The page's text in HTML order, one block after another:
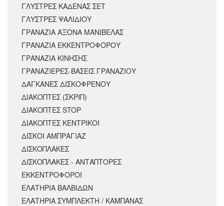
ΓΛΥΣΤΡΕΣ ΚΑΔΕΝΑΣ ΣΕΤ
ΓΛΥΣΤΡΕΣ ΨΑΛΙΔΙΟΥ
ΓΡΑΝΑΖΙΑ ΑΞΟΝΑ ΜΑΝΙΒΕΛΑΣ
ΓΡΑΝΑΖΙΑ ΕΚΚΕΝΤΡΟΦΟΡΟΥ
ΓΡΑΝΑΖΙΑ ΚΙΝΗΣΗΣ
ΓΡΑΝΑΖΙΕΡΕΣ-ΒΑΣΕΙΣ ΓΡΑΝΑΖΙΟΥ
ΔΑΓΚΑΝΕΣ ΔΙΣΚΟΦΡΕΝΟΥ
ΔΙΑΚΟΠΤΕΣ (ΣΚΡΙΠ)
ΔΙΑΚΟΠΤΕΣ STOP
ΔΙΑΚΟΠΤΕΣ ΚΕΝΤΡΙΚΟΙ
ΔΙΣΚΟΙ ΑΜΠΡΑΓΙΑΖ
ΔΙΣΚΟΠΛΑΚΕΣ
ΔΙΣΚΟΠΛΑΚΕΣ - ΑΝΤΑΠΤΟΡΕΣ
ΕΚΚΕΝΤΡΟΦΟΡΟΙ
ΕΛΑΤΗΡΙΑ ΒΑΛΒΙΔΩΝ
ΕΛΑΤΗΡΙΑ ΣΥΜΠΛΕΚΤΗ / ΚΑΜΠΑΝΑΣ